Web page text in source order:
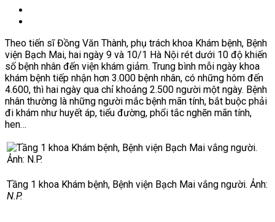
Theo tiến sĩ Đồng Văn Thành, phụ trách khoa Khám bệnh, Bệnh
viện Bạch Mai, hai ngày 9 và 10/1 Hà Nội rét dưới 10 độ khiến
số bệnh nhân đến viện khám giảm. Trung bình mỗi ngày khoa
khám bệnh tiếp nhận hơn 3.000 bệnh nhân, có những hôm đến
4.600, thì hai ngày qua chỉ khoảng 2.500 người một ngày. Bệnh
nhân thường là những người mắc bệnh mãn tính, bắt buộc phải
đi khám như huyết áp, tiểu đường, phổi tắc nghẽn mãn tính,
hen…
Tầng 1 khoa Khám bệnh, Bệnh viện Bạch Mai vắng người. Ảnh:
N.P.